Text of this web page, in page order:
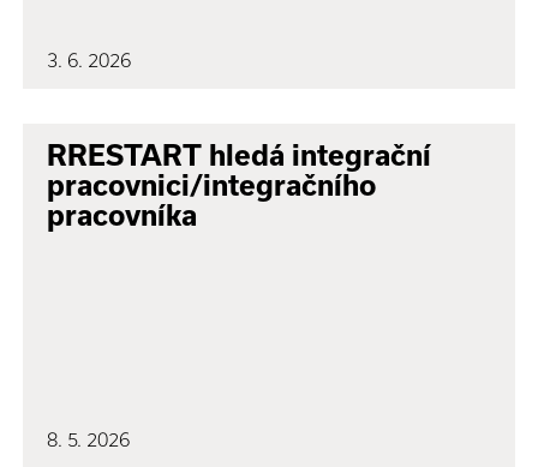
3. 6. 2026
RRESTART hledá integrační
pracovnici/integračního
pracovníka
8. 5. 2026